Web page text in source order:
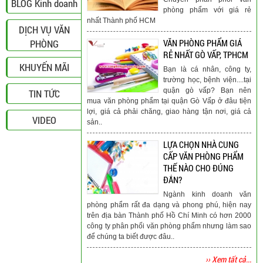
BLOG Kinh doanh
DỊCH VỤ VĂN
PHÒNG
KHUYẾN MÃI
TIN TỨC
VIDEO
phòng phẩm với giá rẻ
nhất Thành phố HCM
VĂN PHÒNG PHẨM GIÁ
RẺ NHẤT GÒ VẤP, TPHCM
Bạn là cá nhân, công ty,
trường học, bệnh viện....tại
quận gò vấp? Bạn nên
mua văn phòng phẩm tại quận Gò Vấp ở đâu tiện
lợi, giá cả phải chăng, giao hàng tận nơi, giá cả
sản..
LỰA CHỌN NHÀ CUNG
CẤP VĂN PHÒNG PHẨM
THẾ NÀO CHO ĐÚNG
ĐẮN?
Ngành kinh doanh văn
phòng phẩm rất đa dạng và phong phú, hiện nay
trên địa bàn Thành phố Hồ Chí Minh có hơn 2000
công ty phân phối văn phòng phẩm nhưng làm sao
để chúng ta biết được đâu..
›› Xem tất cả...